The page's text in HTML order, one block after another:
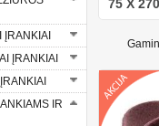
ĮRANKIAI
ĮRANKIAI
IR
75 X